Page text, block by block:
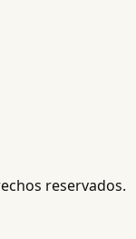
reservados.